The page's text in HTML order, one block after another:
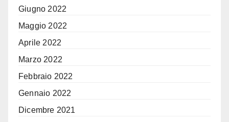
Giugno 2022
Maggio 2022
Aprile 2022
Marzo 2022
Febbraio 2022
Gennaio 2022
Dicembre 2021